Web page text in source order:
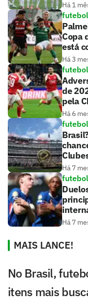
Há 1
Copa
está
Há 3
de
pela
Há 6
Há 7
Há 7
MAIS LANCE!
No Brasil,
itens mais